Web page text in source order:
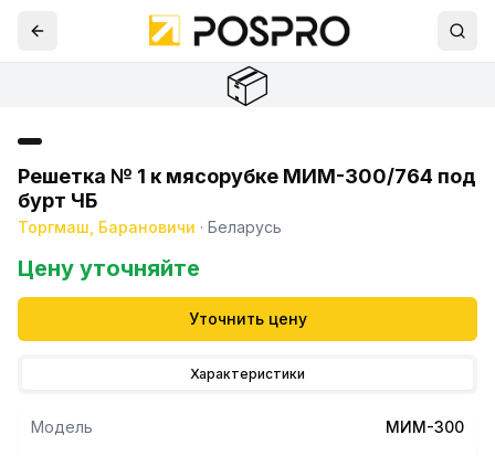
📦
Решетка № 1 к мясорубке МИМ-300/764 под
бурт ЧБ
Торгмаш, Барановичи · Беларусь
Цену уточняйте
Уточнить цену
Характеристики
Модель МИМ-300